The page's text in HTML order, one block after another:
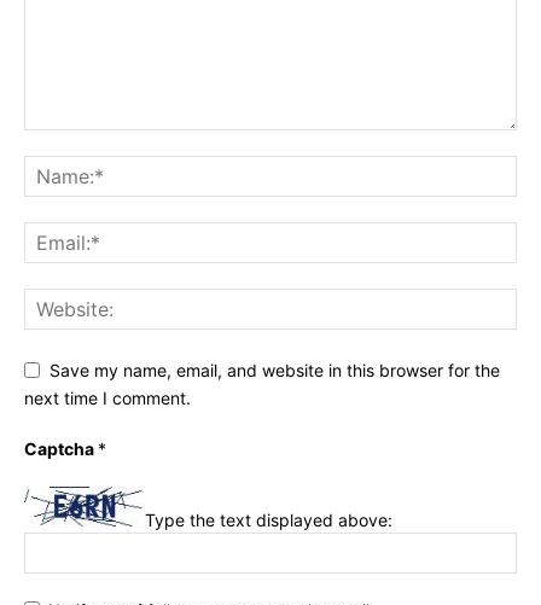
Save my name, email, and website in this browser for the
next time I comment.
Captcha *
Type the text displayed above: